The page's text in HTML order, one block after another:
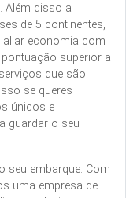
Além disso a
de 5 continentes,
economia com
superior a
que são
se queres
únicos e
guardar o seu
seu embarque. Com
uma empresa de